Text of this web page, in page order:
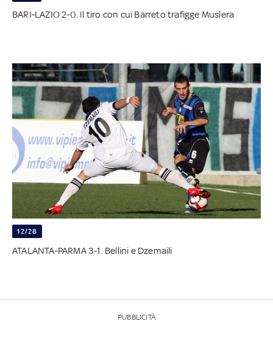
BARI-LAZIO 2-0. Il tiro con cui Barreto trafigge Muslera
12/28
ATALANTA-PARMA 3-1. Bellini e Dzemaili
PUBBLICITÀ